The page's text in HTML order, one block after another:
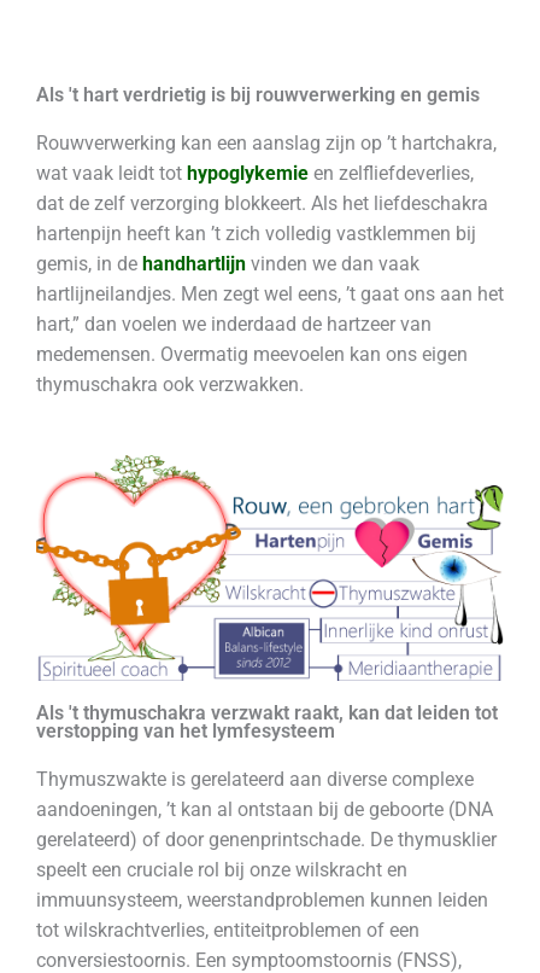
inhoudAls 't hart verdrietig is bij rouwverwerking en gemis
Rouwverwerking kan een aanslag zijn op ’t hartchakra,
wat vaak leidt tot hypoglykemie en zelfliefdeverlies,
dat de zelf verzorging blokkeert. Als het liefdeschakra
hartenpijn heeft kan ’t zich volledig vastklemmen bij
gemis, in de handhartlijn vinden we dan vaak
hartlijneilandjes. Men zegt wel eens, ’t gaat ons aan het
hart,” dan voelen we inderdaad de hartzeer van
medemensen. Overmatig meevoelen kan ons eigen
thymuschakra ook verzwakken.
Als 't thymuschakra verzwakt raakt, kan dat leiden tot
verstopping van het lymfesysteem
Thymuszwakte is gerelateerd aan diverse complexe
aandoeningen, ’t kan al ontstaan bij de geboorte (DNA
gerelateerd) of door genenprintschade. De thymusklier
speelt een cruciale rol bij onze wilskracht en
immuunsysteem, weerstandproblemen kunnen leiden
tot wilskrachtverlies, entiteitproblemen of een
conversiestoornis. Een symptoomstoornis (FNSS),